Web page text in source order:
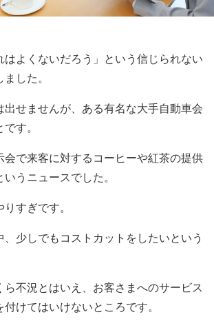
はよくないだろう」という信じられない
した。
出せませんが、ある有名な大手自動車会
す。
会で来客に対するコーヒーや紅茶の提供
うニュースでした。
すぎです。
、少しでもコストカットをしたいという
ら不況とはいえ、お客さまへのサービス
けてはいけないところです。